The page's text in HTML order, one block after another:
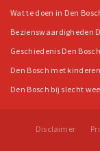
Wat te doen in Den
Bezienswaardigheden
Geschiedenis Den Bosch
Den Bosch met kinderen
Den Bosch bij slecht
Disclaimer